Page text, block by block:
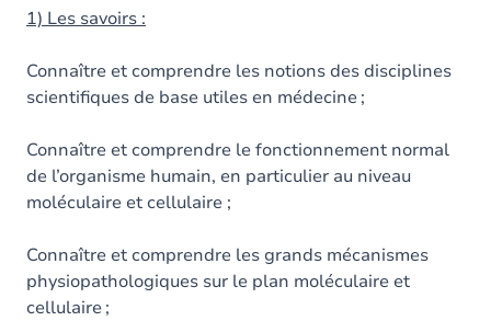
1) Les savoirs :
Connaître et comprendre les notions des disciplines
scientifiques de base utiles en médecine ;
Connaître et comprendre le fonctionnement normal
de l’organisme humain, en particulier au niveau
moléculaire et cellulaire ;
Connaître et comprendre les grands mécanismes
physiopathologiques sur le plan moléculaire et
cellulaire ;